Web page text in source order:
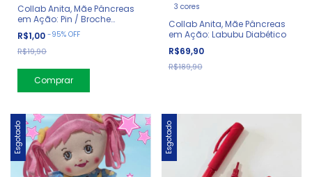
Collab Anita, Mãe Pâncreas
em Ação: Pin / Broche
Círculo Mundial do Diabetes
R$1,00 -95% OFF
R$19,90
3 cores
Collab Anita, Mãe Pâncreas
em Ação: Labubu Diabético
R$69,90
R$189,90
Esgotado Esgotado